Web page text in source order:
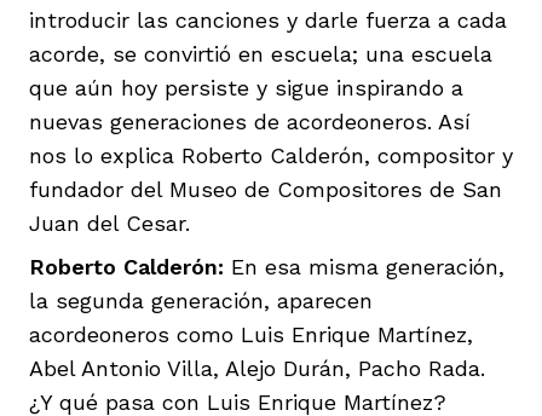
introducir las canciones y darle fuerza a cada
acorde, se convirtió en escuela; una escuela
que aún hoy persiste y sigue inspirando a
nuevas generaciones de acordeoneros. Así
nos lo explica Roberto Calderón, compositor y
fundador del Museo de Compositores de San
Juan del Cesar.
Roberto Calderón: En esa misma generación,
la segunda generación, aparecen
acordeoneros como Luis Enrique Martínez,
Abel Antonio Villa, Alejo Durán, Pacho Rada.
¿Y qué pasa con Luis Enrique Martínez?